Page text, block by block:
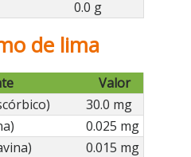
0.0 g
de lima
Valor
30.0 mg
0.025 mg
0.015 mg